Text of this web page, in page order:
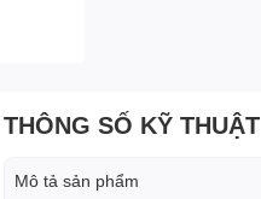
THÔNG SỐ KỸ THUẬT
Mô tả sản phẩm